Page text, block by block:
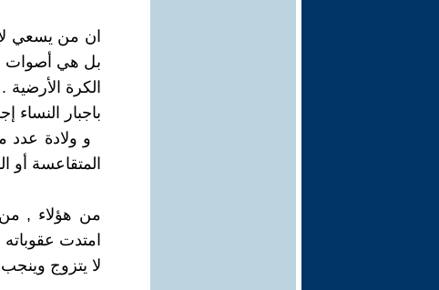
ان من يسعي
بل هي
الكرة
باجبار النساء
و ولادة عدد
المتقاعسة أو
من هؤلاء ,
امتدت
لا يتزوج